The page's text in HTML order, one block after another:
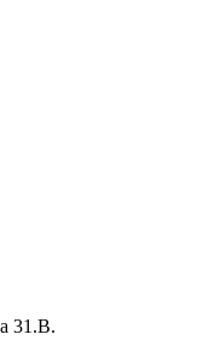
31.B.